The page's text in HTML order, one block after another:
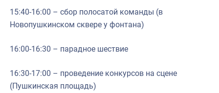
15:40-16:00 – сбор полосатой команды (в
Новопушкинском сквере у фонтана)
16:00-16:30 – парадное шествие
16:30-17:00 – проведение конкурсов на сцене
(Пушкинская площадь)